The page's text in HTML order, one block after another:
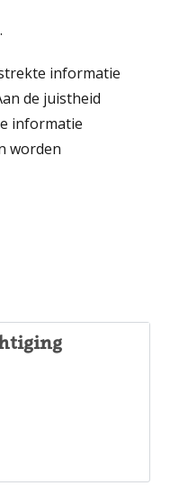
informatie
de juistheid
informatie
worden